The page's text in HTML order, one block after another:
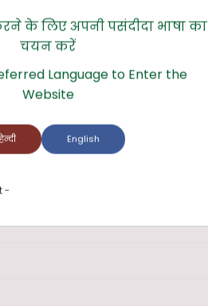
के लिए अपनी पसंदीदा भाषा का
चयन करें
Language to Enter the
Website
English
-